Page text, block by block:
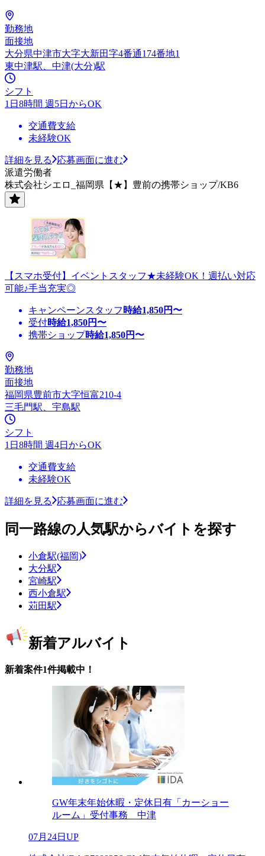
勤務地
面接地
大分県中津市大字大新田字4番通174番地1
東中津駅、中津(大分)駅
シフト
1日8時間 週5日からOK
交通費支給
未経験OK
詳細を見る
応募画面に進む
派遣労働者
株式会社シエロ_福岡県【★】豊前の携帯ショップ/KB6
【スマホ受付】イベントスタッフ★未経験OK！週払い対応
可能♪手当充実◎
キャンペーンスタッフ 時給1,850円〜
受付時給1,850円〜
携帯ショップ時給1,850円〜
勤務地
面接地
福岡県豊前市大字恒富210-4
三毛門駅、宇島駅
シフト
1日8時間 週4日からOK
交通費支給
未経験OK
詳細を見る 応募画面に進む
同一路線の人気駅からバイトを探す
小倉駅(福岡)
大分駅
宮崎駅
西小倉駅
苅田駅
新着アルバイト
新着案件1件掲載中！
GW年末年始休暇・定休日有「カーショー
ルーム」受付事務 中津
07月24日UP